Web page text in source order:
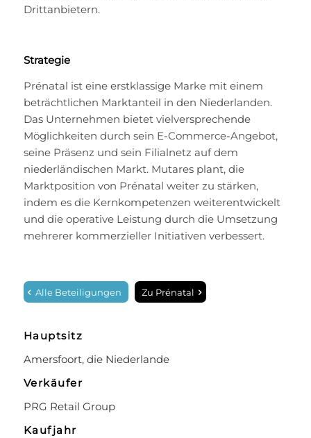
Drittanbietern.
Strategie
Prénatal ist eine erstklassige Marke mit einem
beträchtlichen Marktanteil in den Niederlanden.
Das Unternehmen bietet vielversprechende
Möglichkeiten durch sein E-Commerce-Angebot,
seine Präsenz und sein Filialnetz auf dem
niederländischen Markt. Mutares plant, die
Marktposition von Prénatal weiter zu stärken,
indem es die Kernkompetenzen weiterentwickelt
und die operative Leistung durch die Umsetzung
mehrerer kommerzieller Initiativen verbessert.
Alle Beteiligungen Zu Prénatal
Hauptsitz
Amersfoort, die Niederlande
Verkäufer
PRG Retail Group
Kaufjahr